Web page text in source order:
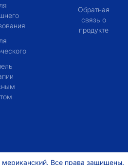
Обратная
связь о
продукте
Все права защищены.